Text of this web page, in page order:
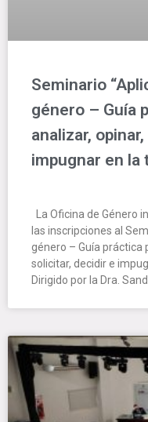
Seminario
género – Guía
analizar,
impugnar en la
La Oficina de Género
las inscripciones al
género – Guía práctica
solicitar, decidir e
Dirigido por la Dra.